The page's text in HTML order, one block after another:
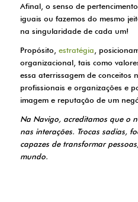
Afinal, o senso de
iguais ou fazemos do mesmo
na singularidade de cada um!
Propósito, estratégia ,
organizacional, tais como
essa aterrissagem de conceitos
profissionais e organizações e
imagem e reputação de um
Na Navigo, acreditamos que o
nas interações. Trocas sadias,
capazes de transformar
mundo.